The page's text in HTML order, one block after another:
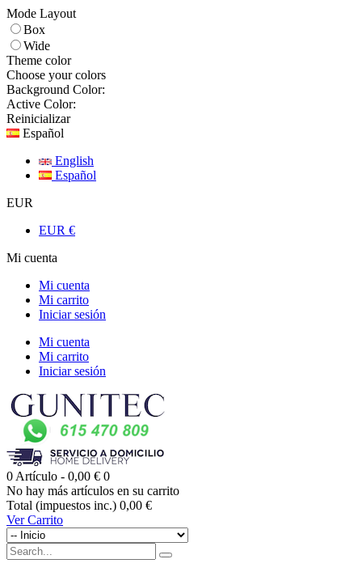
Mode Layout
Box
Wide
Theme color
Choose your colors
Background Color:
Active Color:
Reinicializar
Español
English
Español
EUR
EUR €
Mi cuenta
Mi cuenta
Mi carrito
Iniciar sesión
Mi cuenta
Mi carrito
Iniciar sesión
0 Artículo - 0,00 € 0
No hay más artículos en su carrito
Total (impuestos inc.) 0,00 €
Ver Carrito